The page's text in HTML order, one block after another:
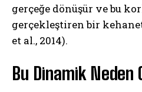
gerçeğe dönüşür ve bu
gerçekleştiren bir
et al., 2014).
Bu Dinamik Neden